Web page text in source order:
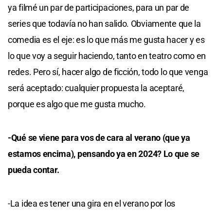
ya filmé un par de participaciones, para un par de
series que todavía no han salido. Obviamente que la
comedia es el eje: es lo que más me gusta hacer y es
lo que voy a seguir haciendo, tanto en teatro como en
redes. Pero sí, hacer algo de ficción, todo lo que venga
será aceptado: cualquier propuesta la aceptaré,
porque es algo que me gusta mucho.
-Qué se viene para vos de cara al verano (que ya
estamos encima), pensando ya en 2024? Lo que se
pueda contar.
-La idea es tener una gira en el verano por los